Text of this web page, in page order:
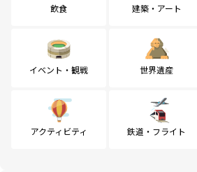
飲食 建築・アート
イベント・観戦 世界遺産
アクティビティ 鉄道・フライト